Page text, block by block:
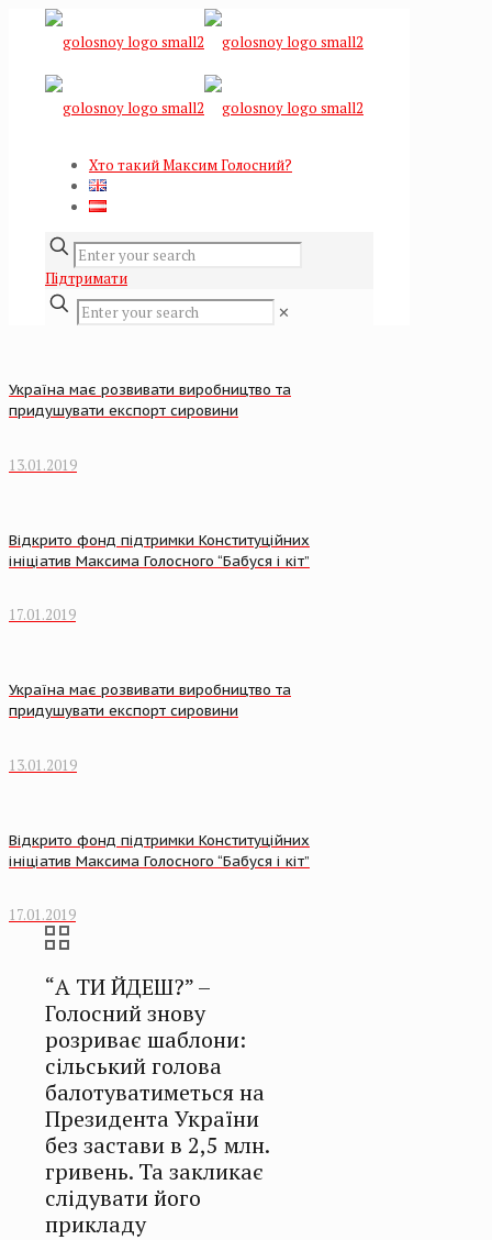
Хто такий Максим Голосний?
Підтримати
✕
Україна має розвивати виробництво та
придушувати експорт сировини
13.01.2019
Відкрито фонд підтримки Конституційних
ініціатив Максима Голосного “Бабуся і кіт”
17.01.2019
Україна має розвивати виробництво та
придушувати експорт сировини
13.01.2019
Відкрито фонд підтримки Конституційних
ініціатив Максима Голосного “Бабуся і кіт”
17.01.2019
“А ТИ ЙДЕШ?” –
Голосний знову
розриває шаблони:
сільський голова
балотуватиметься на
Президента України
без застави в 2,5 млн.
гривень. Та закликає
слідувати його
прикладу